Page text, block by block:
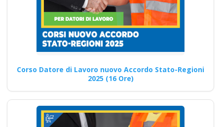
ai…
Continua
Modulo Cantieri:
Tecniche Avanzate e
Strategie per i Datori
Corso Datore di Lavoro nuovo Accordo Stato-Regioni
2025 (16 Ore)